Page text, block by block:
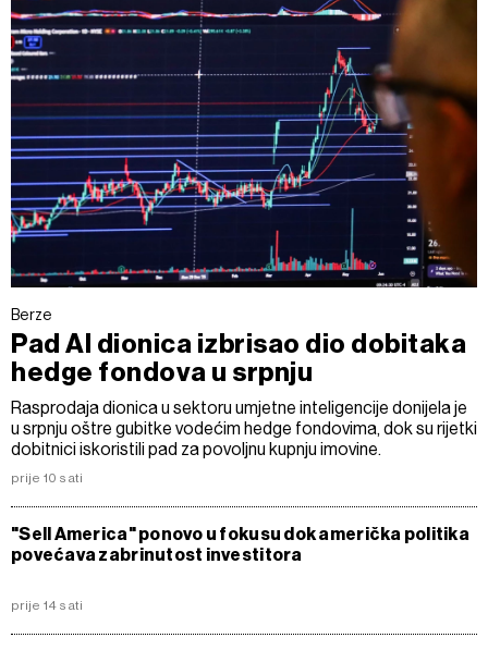
Berze
Pad AI dionica izbrisao dio dobitaka
hedge fondova u srpnju
Rasprodaja dionica u sektoru umjetne inteligencije donijela je
u srpnju oštre gubitke vodećim hedge fondovima, dok su rijetki
dobitnici iskoristili pad za povoljnu kupnju imovine.
prije 10 sati
"Sell America" ponovo u fokusu dok američka politika
povećava zabrinutost investitora
prije 14 sati